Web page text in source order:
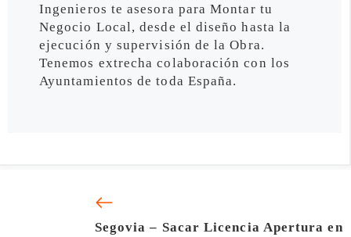
Ingenieros te asesora para Montar tu
Negocio Local, desde el diseño hasta la
ejecución y supervisión de la Obra.
Tenemos extrecha colaboración con los
Ayuntamientos de toda España.
Segovia – Sacar Licencia Apertura en